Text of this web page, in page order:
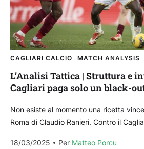
CAGLIARI CALCIO MATCH ANALYSIS
L’Analisi Tattica | Struttura e
Cagliari paga solo un black-
Non esiste al momento una ricetta
Roma di Claudio Ranieri. Contro il
18/03/2025
Per Matteo Porcu